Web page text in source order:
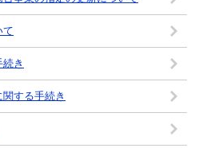
て
き
する手続き